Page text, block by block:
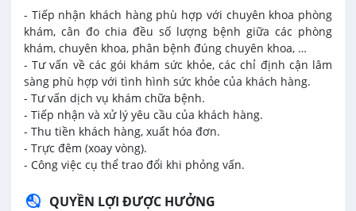
- Tiếp nhận khách hàng phù hợp với chuyên khoa phòng
khám, cân đo chia đều số lượng bệnh giữa các phòng
khám, chuyên khoa, phân bệnh đúng chuyên khoa, …
- Tư vấn về các gói khám sức khỏe, các chỉ định cận lâm
sàng phù hợp với tình hình sức khỏe của khách hàng.
- Tư vấn dịch vụ khám chữa bệnh.
- Tiếp nhận và xử lý yêu cầu của khách hàng.
- Thu tiền khách hàng, xuất hóa đơn.
- Trực đêm (xoay vòng).
- Công việc cụ thể trao đổi khi phỏng vấn.
QUYỀN LỢI ĐƯỢC HƯỞNG